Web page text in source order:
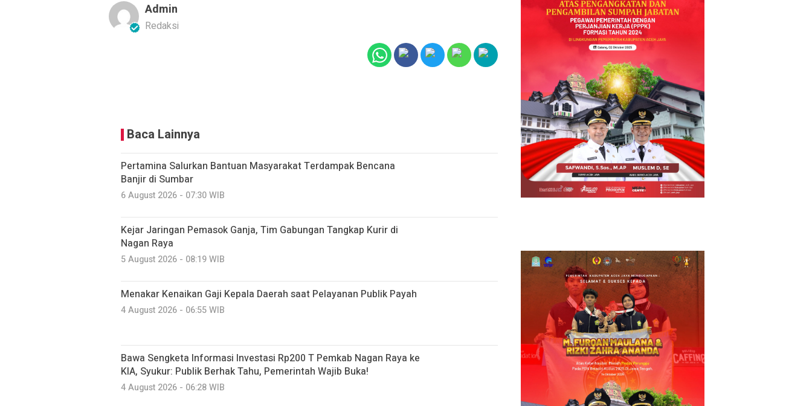
Admin
Redaksi
Baca Lainnya
Pertamina Salurkan Bantuan Masyarakat Terdampak Bencana
Banjir di Sumbar
6 August 2026 - 07:30 WIB
Kejar Jaringan Pemasok Ganja, Tim Gabungan Tangkap Kurir di
Nagan Raya
5 August 2026 - 08:19 WIB
Menakar Kenaikan Gaji Kepala Daerah saat Pelayanan Publik Payah
4 August 2026 - 06:55 WIB
Bawa Sengketa Informasi Investasi Rp200 T Pemkab Nagan Raya ke
KIA, Syukur: Publik Berhak Tahu, Pemerintah Wajib Buka!
4 August 2026 - 06:28 WIB